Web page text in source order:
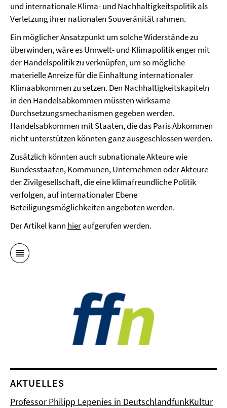
und internationale Klima- und Nachhaltigkeitspolitik als
Verletzung ihrer nationalen Souveränität rahmen.
Ein möglicher Ansatzpunkt um solche Widerstände zu
überwinden, wäre es Umwelt- und Klimapolitik enger mit
der Handelspolitik zu verknüpfen, um so mögliche
materielle Anreize für die Einhaltung internationaler
Klimaabkommen zu setzen. Den Nachhaltigkeitskapiteln
in den Handelsabkommen müssten wirksame
Durchsetzungsmechanismen gegeben werden.
Handelsabkommen mit Staaten, die das Paris Abkommen
nicht unterstützen könnten ganz ausgeschlossen werden.
Zusätzlich könnten auch subnationale Akteure wie
Bundesstaaten, Kommunen, Unternehmen oder Akteure
der Zivilgesellschaft, die eine klimafreundliche Politik
verfolgen, auf internationaler Ebene
Beteiligungsmöglichkeiten angeboten werden.
Der Artikel kann hieraufgerufen werden.
AKTUELLES
Professor Philipp Lepenies in DeutschlandfunkKultur